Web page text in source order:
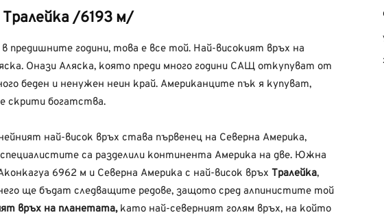
/6193 м/
предишните години, това е все той. Най-високият връх на
Онази Аляска, която преди много години САЩ откупуват от
беден и ненужен неин край. Американците пък я купуват,
скрити богатства.
най-висок връх става първенец на Северна Америка,
са разделили континента Америка на две. Южна
6962 м и Северна Америка с най-висок връх Тралейка,
ще бъдат следващите редове, защото сред алпинистите той
връх на планетата,като най-северният голям връх, на който